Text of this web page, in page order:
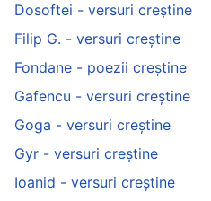
Dosoftei - versuri creștine
Filip G. - versuri creștine
Fondane - poezii creștine
Gafencu - versuri creștine
Goga - versuri creștine
Gyr - versuri creștine
Ioanid - versuri creștine